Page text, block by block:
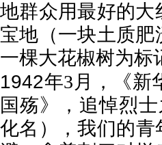
地群众用最好的
宝地（一块土质
一棵大花椒树为标
1942年3 月，《新
国殇》，追悼烈
化名），我们的青